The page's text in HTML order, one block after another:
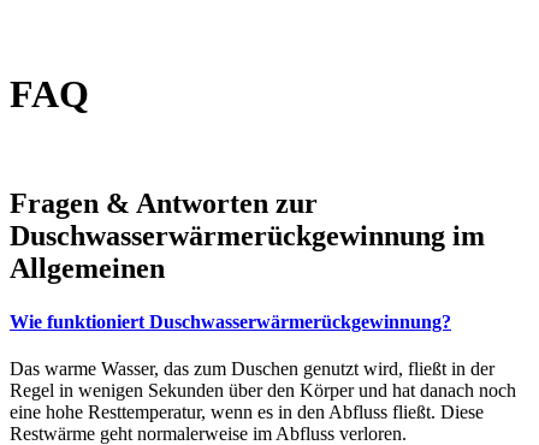
FAQ
Fragen & Antworten zur
Duschwasserwärmerückgewinnung im
Allgemeinen
Wie funktioniert Duschwasserwärmerückgewinnung?
Das warme Wasser, das zum Duschen genutzt wird, fließt in der
Regel in wenigen Sekunden über den Körper und hat danach noch
eine hohe Resttemperatur, wenn es in den Abfluss fließt. Diese
Restwärme geht normalerweise im Abfluss verloren.